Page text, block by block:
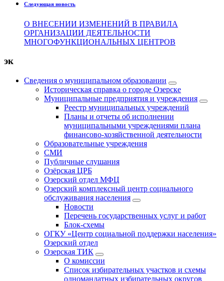
Следующая новость
О ВНЕСЕНИИ ИЗМЕНЕНИЙ В ПРАВИЛА
ОРГАНИЗАЦИИ ДЕЯТЕЛЬНОСТИ
МНОГОФУНКЦИОНАЛЬНЫХ ЦЕНТРОВ
эк
Сведения о муниципальном образовании
Историческая справка о городе Озерске
Муниципальные предприятия и учреждения
Реестр муниципальных учреждений
Планы и отчеты об исполнении
муниципальными учреждениями плана
финансово-хозяйственной деятельности
Образовательные учреждения
СМИ
Публичные слушания
Озёрская ЦРБ
Озерский отдел МФЦ
Озерский комплексный центр социального
обслуживания населения
Новости
Перечень государственных услуг и работ
Блок-схемы
ОГКУ «Центр социальной поддержки населения»
Озерский отдел
Озерская ТИК
О комиссии
Список избирательных участков и схемы
одномандатных избирательных округов